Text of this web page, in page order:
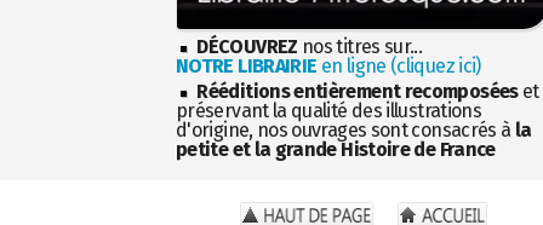
DÉCOUVREZ nos titres sur...
NOTRE LIBRAIRIE en ligne (cliquez ici)
Rééditions entièrement recomposéeset
préservant la qualité des illustrations
d'origine, nos ouvrages sont consacrés à la
petite et la grande Histoire de France